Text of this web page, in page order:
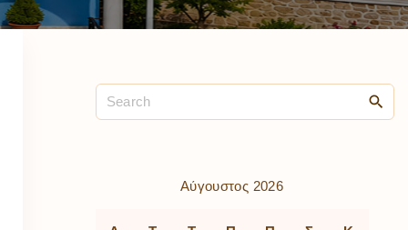
Αύγουστος 2026